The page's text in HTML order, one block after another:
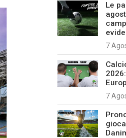
Le
7
7